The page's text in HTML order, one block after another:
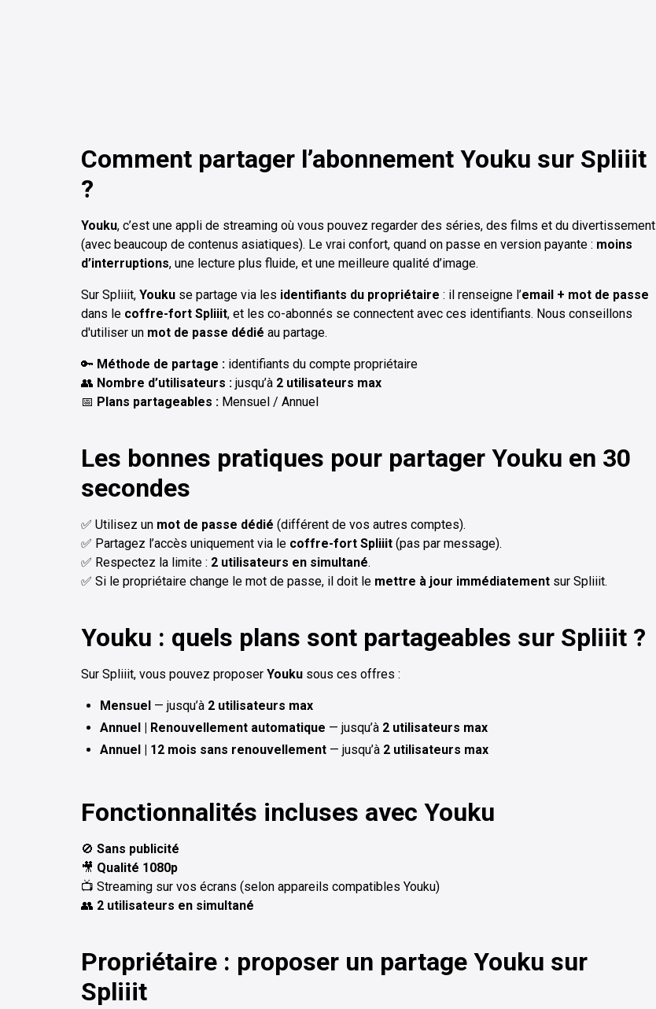
Comment partager l’abonnement Youku sur Spliiit
?
Youku, c’est une appli de streaming où vous pouvez regarder des séries, des films et du divertissement
(avec beaucoup de contenus asiatiques). Le vrai confort, quand on passe en version payante : moins
d’interruptions, une lecture plus fluide, et une meilleure qualité d’image.
Sur Spliiit, Youku se partage via les identifiants du propriétaire : il renseigne l’email + mot de passe
dans le coffre-fort Spliiit, et les co-abonnés se connectent avec ces identifiants. Nous conseillons
d'utiliser un mot de passe dédié au partage.
🔑 Méthode de partage : identifiants du compte propriétaire
👥 Nombre d’utilisateurs : jusqu’à 2 utilisateurs max
📅 Plans partageables : Mensuel / Annuel
Les bonnes pratiques pour partager Youku en 30
secondes
✅ Utilisez un mot de passe dédié (différent de vos autres comptes).
✅ Partagez l’accès uniquement via le coffre-fort Spliiit (pas par message).
✅ Respectez la limite : 2 utilisateurs en simultané.
✅ Si le propriétaire change le mot de passe, il doit le mettre à jour immédiatement sur Spliiit.
Youku : quels plans sont partageables sur Spliiit ?
Sur Spliiit, vous pouvez proposer Youku sous ces offres :
Mensuel — jusqu’à 2 utilisateurs max
Annuel | Renouvellement automatique — jusqu’à 2 utilisateurs max
Annuel | 12 mois sans renouvellement — jusqu’à 2 utilisateurs max
Fonctionnalités incluses avec Youku
🚫 Sans publicité
🎥 Qualité 1080p
📺 Streaming sur vos écrans (selon appareils compatibles Youku)
👥 2 utilisateurs en simultané
Propriétaire : proposer un partage Youku sur
Spliiit